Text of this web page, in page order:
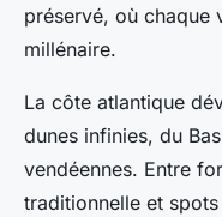
préservé, où chaque
millénaire.
La côte atlantique
dunes infinies, du
vendéennes. Entre
traditionnelle et